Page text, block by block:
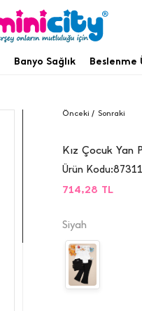
Banyo Sağlık Beslenme
Önceki / Sonraki
Kız Çocuk Yan
Ürün Kodu:
714,28 TL
Siyah